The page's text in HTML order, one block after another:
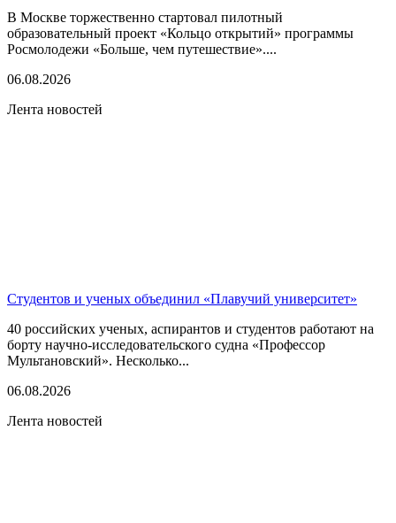
В Москве торжественно стартовал пилотный
образовательный проект «Кольцо открытий» программы
Росмолодежи «Больше, чем путешествие»....
06.08.2026
Лента новостей
Студентов и ученых объединил «Плавучий университет»
40 российских ученых, аспирантов и студентов работают на
борту научно-исследовательского судна «Профессор
Мультановский». Несколько...
06.08.2026
Лента новостей